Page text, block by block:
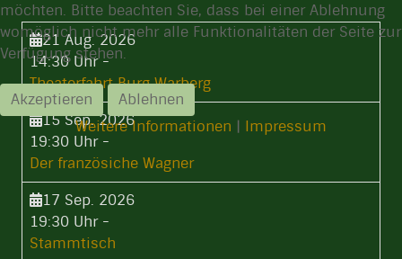
21 Aug. 2026
14:30 Uhr-
Theaterfahrt Burg Warberg
15 Sep. 2026
19:30 Uhr-
Der französiche Wagner
17 Sep. 2026
19:30 Uhr-
Stammtisch
möchten. Bitte beachten Sie, dass bei einer Ablehnung
womöglich nicht mehr alle Funktionalitäten der Seite zur
Verfügung stehen.
Akzeptieren
Ablehnen
Weitere Informationen | Impressum